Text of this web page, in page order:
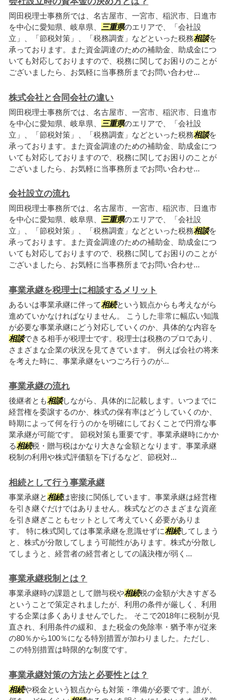
岡田税理士事務所では、名古屋市、一宮市、稲沢市、日進市
を中心に愛知県、岐阜県、
三重県のエリアで、「会社設
立」、「節税対策」、「税務調査」などといった税務相談を
承っております。また資金調達のための補助金、助成金につ
いても対応しておりますので、税務に関してお困りのことが
ございましたら、お気軽に当事務所までお問い合わせ...
株式会社と合同会社の違い
岡田税理士事務所では、名古屋市、一宮市、稲沢市、日進市
を中心に愛知県、岐阜県、
三重県のエリアで、「会社設
立」、「節税対策」、「税務調査」などといった税務相談を
承っております。また資金調達のための補助金、助成金につ
いても対応しておりますので、税務に関してお困りのことが
ございましたら、お気軽に当事務所までお問い合わせ...
会社設立の流れ
岡田税理士事務所では、名古屋市、一宮市、稲沢市、日進市
を中心に愛知県、岐阜県、
三重県のエリアで、「会社設
立」、「節税対策」、「税務調査」などといった税務相談を
承っております。また資金調達のための補助金、助成金につ
いても対応しておりますので、税務に関してお困りのことが
ございましたら、お気軽に当事務所までお問い合わせ...
事業承継を税理士に相談するメリット
あるいは事業承継に伴って相続という観点からも考えながら
進めていかなければなりません。 こうした非常に幅広い知識
が必要な事業承継にどう対応していくのか、具体的な内容を
相談できる相手が税理士です。税理士は税務のプロであり、
さまざまな企業の状況を見てきています。 例えば会社の将来
を考えた時に、事業承継をいつごろ行うのが...
事業承継の流れ
後継者とも相談しながら、具体的に記載します。いつまでに
経営権を委譲するのか、株式の保有率はどうしていくのか、
時期によって何を行うのかを明確にしておくことで円滑な事
業承継が可能です。 節税対策も重要です。事業承継時にかか
る相続税・贈与税はかなり大きな金額となります。事業承継
税制の利用や株式評価額を下げるなど、節税対...
相続として行う事業承継
事業承継と相続は密接に関係しています。事業承継は経営権
を引き継ぐだけではありません。株式などのさまざまな資産
を引き継ぎこともセットとして考えていく必要がありま
す。 特に株式関しては事業承継を意識せずに相続してしまう
と、株式が分散してしまう可能性があります。株式が分散し
てしまうと、経営者の経営者としての議決権が弱く...
事業承継税制とは？
事業承継時の課題として贈与税や相続税の金額が大きすぎる
ということで策定されましたが、利用の条件が厳しく、利用
する企業は多くありませんでした。 そこで2018年に税制が見
直され、利用条件の緩和、また税金の免除率・猶予率が従来
の80％から100％になる特別措置が加わりました。ただし、
この特別措置は時限的な制度です。
事業承継対策の方法と必要性とは？
相続や税金という観点からも対策・準備が必要です。誰が、